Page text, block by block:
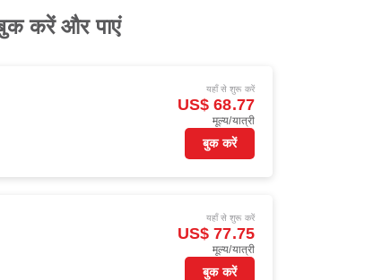
बुक करें और पाएं
यहाँ से शुरू करें
US$ 68.77
मूल्य/यात्री
बुक करें
यहाँ से शुरू करें
US$ 77.75
मूल्य/यात्री
बुक करें